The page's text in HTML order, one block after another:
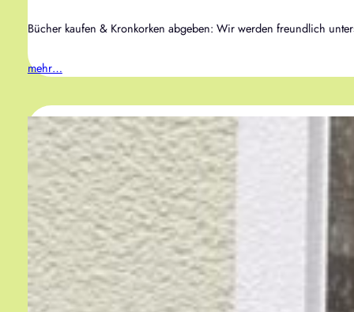
Bücher kaufen & Kronkorken abgeben: Wir werden freundlich
mehr…